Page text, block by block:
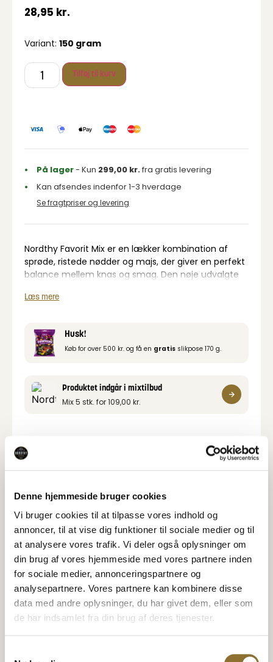
Denne hjemmeside bruger cookies
Vi bruger cookies til at tilpasse vores indhold og
annoncer, til at vise dig funktioner til sociale medier og til
at analysere vores trafik. Vi deler også oplysninger om
din brug af vores hjemmeside med vores partnere inden
for sociale medier, annonceringspartnere og
analysepartnere. Vores partnere kan kombinere disse
data med andre oplysninger, du har givet dem, eller som
de har indsamlet fra din brug af deres tjenester.
28,95 kr.
Variant:150 gram
Tilføj til kurv
På lager- Kun 299,00 kr.fra gratis levering
Kan afsendes indenfor 1-3 hverdage
Se fragtpriser og levering
Nordthy Favorit Mix er en lækker kombination af
sprøde, ristede nødder og majs, der giver en perfekt
balance mellem knas og smag. Den nøje udvalgte
herunder jordnødder, cashewnødder og mandler,
enten det er til hygge, på farten eller som en del af
et tapasbord.
Læs mere
Husk!
Køb for over 500 kr. og få en gratis slikpose 170 g.
Produktet indgår i mixtilbud
Mix 5 stk. for109,00kr.
Specifikationer
Relaterede Produkter
Se også disse produkter